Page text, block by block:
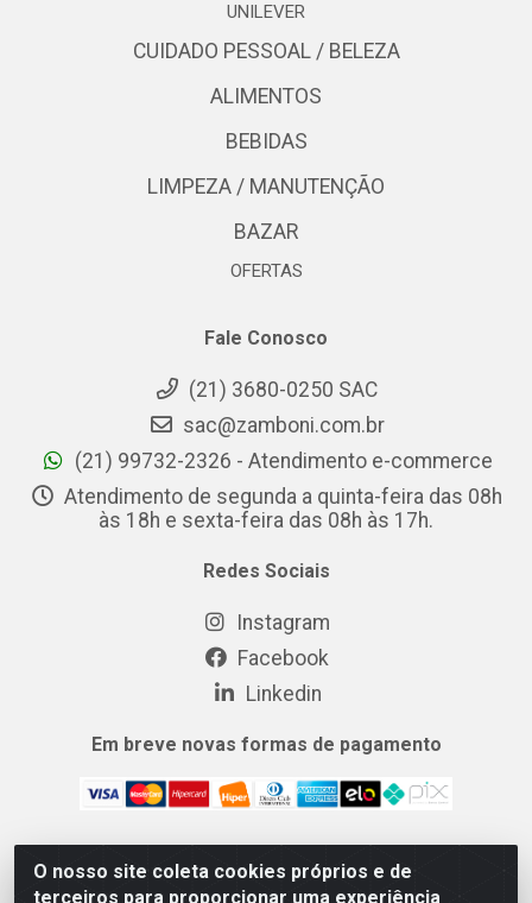
O nosso site coleta cookies próprios e de
terceiros para proporcionar uma experiência
UNILEVER
CUIDADO PESSOAL / BELEZA
ALIMENTOS
BEBIDAS
LIMPEZA / MANUTENÇÃO
BAZAR
OFERTAS
Fale Conosco
(21) 3680-0250 SAC
sac@zamboni.com.br
(21) 99732-2326 - Atendimento e-commerce
Atendimento de segunda a quinta-feira das 08h
às 18h e sexta-feira das 08h às 17h.
Redes Sociais
Instagram
Facebook
Linkedin
Em breve novas formas de pagamento
MIX CERTO DISTRIBUIDORA DE COSMÉTICOS ALIMENTOS E